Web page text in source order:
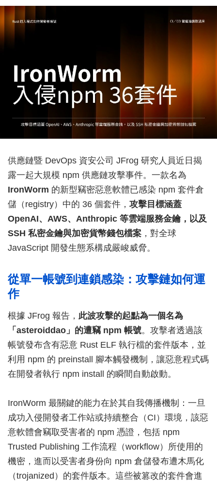
供應鏈暨 DevOps 資安公司 JFrog 研究人員近日揭
露一起大規模 npm 供應鏈攻擊事件。一款名為
IronWorm 的新型竊密惡意軟體已感染 npm 套件倉
儲（registry）中的 36 個套件， 攻擊目標涵蓋
OpenAI、AWS、Anthropic 等雲端服務金鑰，以及
SSH 私密金鑰與加密貨幣錢包檔案，對全球
JavaScript 開發生態系構成嚴峻威脅。
從單一帳號到連鎖感染：攻擊鏈如何運
作
根據 JFrog 報告， 此波攻擊的起點為一個名為
「asteroiddao」的遭竊 npm 帳號。攻擊者透過該
帳號發布含有惡意 Rust ELF 執行檔的套件版本，並
利用 npm 的 preinstall 腳本觸發機制，讓惡意程式碼
在開發者執行 npm install 的瞬間自動啟動。
IronWorm 最關鍵的能力在於其自我傳播機制：一旦
成功入侵開發者工作站或持續整合（CI）環境，該惡
意軟體會竊取受害者的 npm 憑證，包括 npm
Trusted Publishing 工作流程（workflow）所使用的
機密，進而以受害者身份向 npm 倉儲發布遭木馬化
（trojanized）的套件版本。這些被篡改的套件會進